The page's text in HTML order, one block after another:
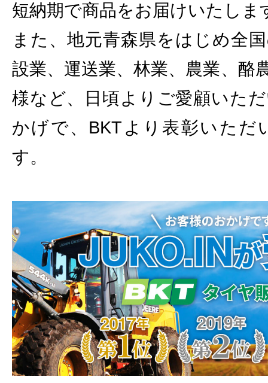
短納期で商品をお届けいたしま
また、地元青森県をはじめ全
設業、運送業、林業、農業、酪
様など、日頃よりご愛顧いた
かげで、BKTより表彰いただ
す。